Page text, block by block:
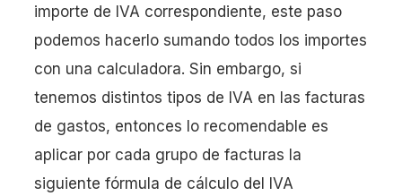
importe de IVA correspondiente, este paso
podemos hacerlo sumando todos los importes
con una calculadora. Sin embargo, si
tenemos distintos tipos de IVA en las facturas
de gastos, entonces lo recomendable es
aplicar por cada grupo de facturas la
siguiente fórmula de cálculo del IVA